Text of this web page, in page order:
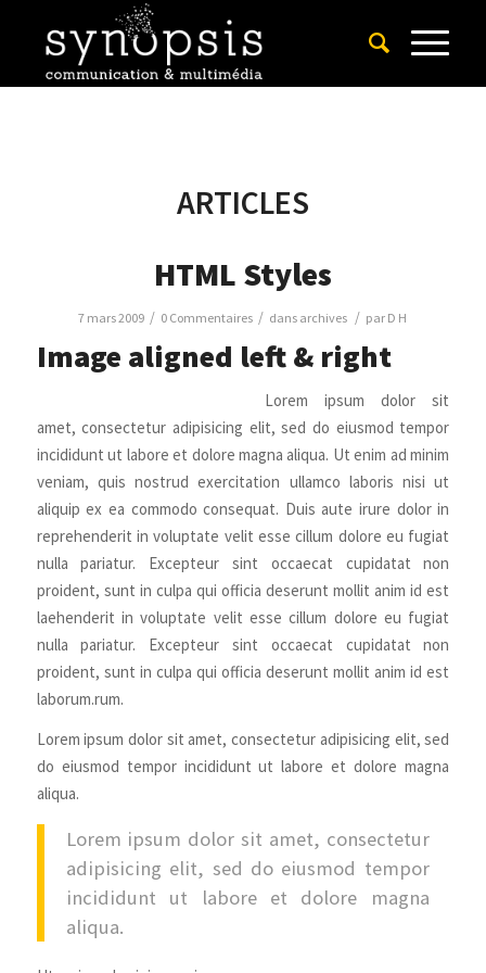
ARTICLES
HTML Styles
7 mars 2009 / 0 Commentaires / dans archives / par D H
Image aligned left & right
Lorem ipsum dolor sit
amet, consectetur adipisicing elit, sed do eiusmod tempor
incididunt ut labore et dolore magna aliqua. Ut enim ad minim
veniam, quis nostrud exercitation ullamco laboris nisi ut
aliquip ex ea commodo consequat. Duis aute irure dolor in
reprehenderit in voluptate velit esse cillum dolore eu fugiat
nulla pariatur. Excepteur sint occaecat cupidatat non
proident, sunt in culpa qui officia deserunt mollit anim id est
laehenderit in voluptate velit esse cillum dolore eu fugiat
nulla pariatur. Excepteur sint occaecat cupidatat non
proident, sunt in culpa qui officia deserunt mollit anim id est
laborum.rum.
Lorem ipsum dolor sit amet, consectetur adipisicing elit, sed
do eiusmod tempor incididunt ut labore et dolore magna
aliqua.
Lorem ipsum dolor sit amet, consectetur
adipisicing elit, sed do eiusmod tempor
incididunt ut labore et dolore magna
aliqua.